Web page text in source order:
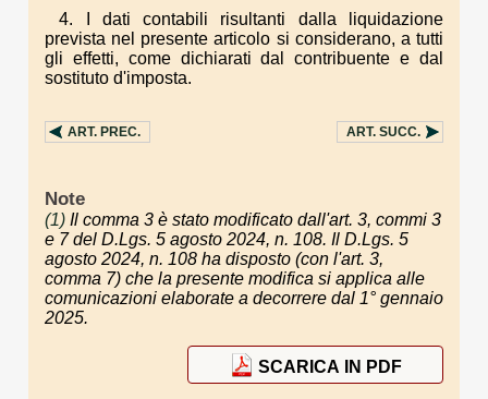
4. I dati contabili risultanti dalla liquidazione
prevista nel presente articolo si considerano, a tutti
gli effetti, come dichiarati dal contribuente e dal
sostituto d'imposta.
ART. PREC. ART. SUCC.
Note
(1) Il comma 3 è stato modificato dall'art. 3, commi 3
e 7 del D.Lgs. 5 agosto 2024, n. 108. Il D.Lgs. 5
agosto 2024, n. 108 ha disposto (con l'art. 3,
comma 7) che la presente modifica si applica alle
comunicazioni elaborate a decorrere dal 1° gennaio
2025.
SCARICA IN PDF